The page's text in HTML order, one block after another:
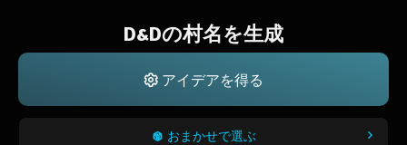
D&Dの村名を生成
アイデアを得る
おまかせで選ぶ